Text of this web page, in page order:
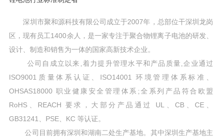
深圳市聚和源科技有限公司成立于2007年，总部位干深圳龙岗
区，现有员工1400余人，是一家专注于聚合物锂离子电池的研发、
设计、制造和销售为一体的国家高新技术企业。
公司自成立以来,着力提升管理水平和产品质量,企业通过
ISO9001质量体系认证、ISO14001 环境管理体系标准、
OHSAS18000 职业健康安全管理体系;全系列产品符合欧盟
RoHS、REACH 要求，大部分产品通过 UL、CB、CE、
GB31241、PSE、KC 等认证。
公司目前拥有深圳和湖南二处生产基地。其中深圳生产基地主